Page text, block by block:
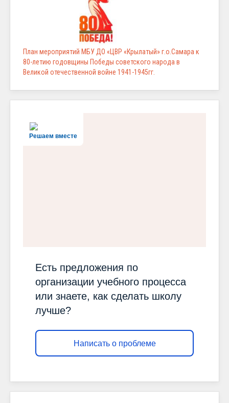
План мероприятий МБУ ДО «ЦВР «Крылатый» г.о.Самара к
80-летию годовщины Победы советского народа в
Великой отечественной войне 1941-1945гг.
Решаем вместе
Есть предложения по
организации учебного процесса
или знаете, как сделать школу
лучше?
Написать о проблеме